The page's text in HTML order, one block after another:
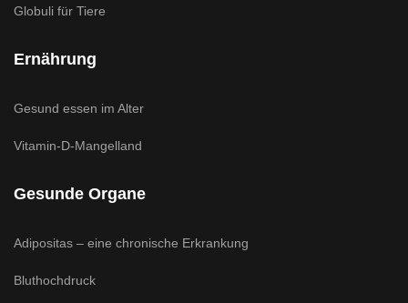
Globuli für Tiere
Ernährung
Gesund essen im Alter
Vitamin-D-Mangelland
Gesunde Organe
Adipositas – eine chronische Erkrankung
Bluthochdruck